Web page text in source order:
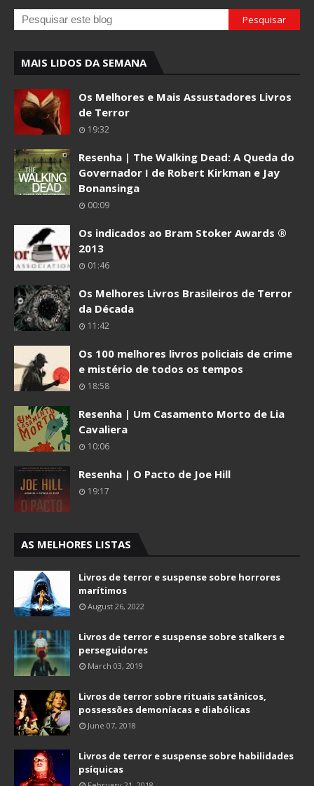
MAIS LIDOS DA SEMANA
Os Melhores e Mais Assustadores Livros
de Terror
19:32
Resenha | The Walking Dead: A Queda do
Governador I de Robert Kirkman e Jay
Bonansinga
00:09
Os indicados ao Bram Stoker Awards ®
2013
01:46
Os Melhores Livros Brasileiros de Terror
da Década
11:42
Os 100 melhores livros policiais de crime
e mistério de todos os tempos
18:58
Resenha | Um Casamento Morto de Lia
Cavaliera
10:06
Resenha | O Pacto de Joe Hill
19:17
AS MELHORES LISTAS
Livros de terror e suspense sobre horrores
marítimos
August 26, 2022
Livros de terror e suspense sobre stalkers e
perseguidores
March 03, 2019
Livros de terror sobre rituais satânicos,
possessões demoníacas e diabólicas
June 07, 2018
Livros de terror e suspense sobre habilidades
psíquicas